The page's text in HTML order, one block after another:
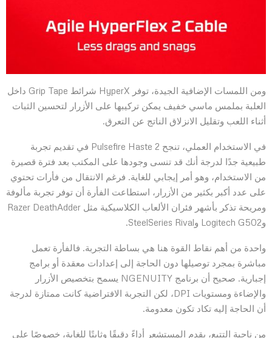
ومن اللمسات الإضافية الجيدة، توفر HyperX شرائط Grip Tape داخل
العلبة بملمس ماسي خفيف يمكن تركيبها على الأزرار لتحسين الثبات
أثناء اللعب وتقليل الانزلاق الناتج عن التعرق.
في الاستخدام العملي، تنجح Pulsefire Haste 2 في تقديم تجربة
طبيعية جدًا لدرجة أنك قد تنسى وجودها على المكتب بعد فترة قصيرة
من الاستخدام، وهو أمر إيجابي للغاية. فرغم الانتقال من فأرات تحتوي
على عدد أكبر بكثير من الأزرار، استطاعت الفأرة أن توفر تجربة مألوفة
ومريحة تذكر بأشهر فئران الألعاب الكلاسيكية مثل Razer DeathAdder
وLogitech G502 وSteelSeries Rival.
واحدة من أهم نقاط القوة هنا هي بساطة التجربة. فالفأرة تعمل
مباشرة بمجرد توصيلها دون الحاجة إلى إعدادات معقدة أو برامج
إجبارية. صحيح أن برنامج NGENUITY يسمح بتخصيص الأزرار
والإضاءة ومستويات DPI، لكن التجربة الافتراضية كانت ممتازة لدرجة
أن الحاجة إليه تكاد تكون معدومة.
من ناحية التتبع، يقدم المستشعر أداءً دقيقًا وثابتًا للغاية، خصوصًا على